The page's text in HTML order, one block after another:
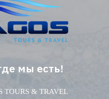
мы есть!
TOURS & TRAVEL